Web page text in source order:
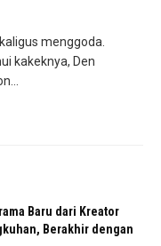
menggoda.
kakeknya, Den
Baru dari Kreator
Berakhir dengan